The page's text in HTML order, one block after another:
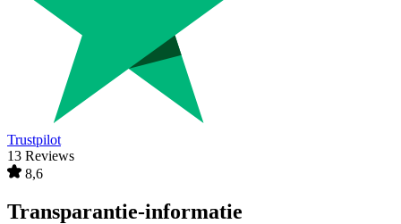
Trustpilot
13 Reviews
8,6
Transparantie-informatie